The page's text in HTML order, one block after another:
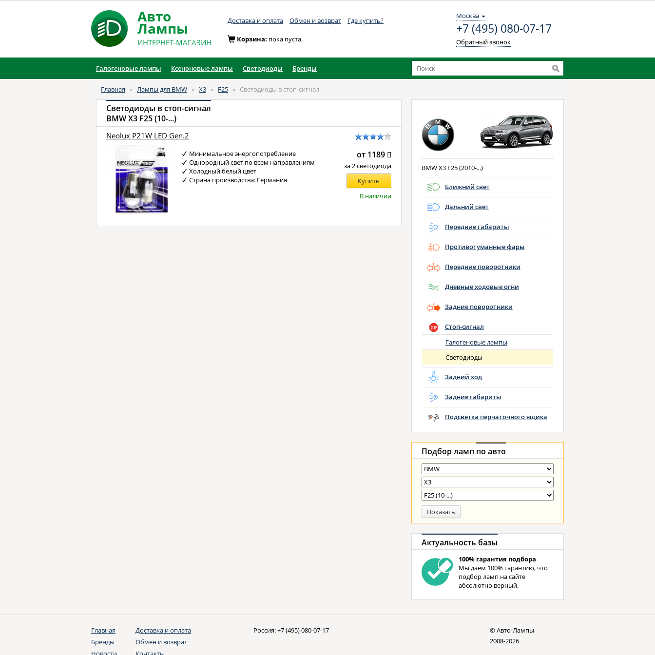
Авто
Лампы
ИНТЕРНЕТ-МАГАЗИН
Доставка и оплата Обмен и возврат Где купить?
Москва
+7 (495) 080-07-17
Обратный звонок
Корзина: пока пуста.
Галогеновые лампы Ксеноновые лампы Светодиоды Бренды
Главная » Лампы для BMW » X3 » F25 » Светодиоды в стоп-сигнал
Светодиоды в стоп-сигнал
BMW X3 F25 (10-...)
Neolux P21W LED Gen.2
Минимальное энергопотребление
Однородный свет по всем направлениям
Холодный белый цвет
Страна производства: Германия
от 1189
за 2 светодиода
Купить
В наличии
BMW X3 F25 (2010-...)
Ближний свет
Дальний свет
Передние габариты
Противотуманные фары
Передние поворотники
Дневные ходовые огни
Задние поворотники
Стоп-сигнал
Галогеновые лампы
Светодиоды
Задний ход
Задние габариты
Подсветка перчаточного ящика
Подбор ламп по авто
Показать
Актуальность базы
100% гарантия подбора
Мы даем 100% гарантию, что
подбор ламп на сайте
абсолютно верный.
Главная
Бренды
Доставка и оплата
Обмен и возврат
Россия:+7 (495) 080-07-17
© Авто-Лампы
2008-2026